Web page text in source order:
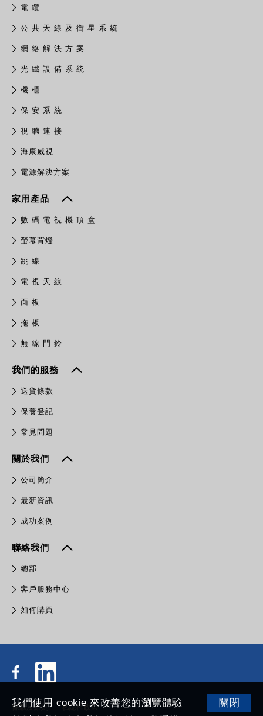
電 纜
公 共 天 線 及 衛 星 系 統
網 絡 解 決 方 案
光 纖 設 備 系 統
機 櫃
保 安 系 統
視 聽 連 接
​海康威視
電源解決方案
家用產品
數 碼 電 視 機 頂 盒
螢幕背燈
跳 線
電 視 天 線
面 板
拖 板
無 線 門 鈴
我們的服務
送貨條款
保養登記
常見問題
關於我們
公司簡介
最新資訊
成功案例
聯絡我們
總部
客戶服務中心
如何購買
條款及細則 私隱權政策
我們使用 cookie 來改善您的瀏覽體驗
關閉